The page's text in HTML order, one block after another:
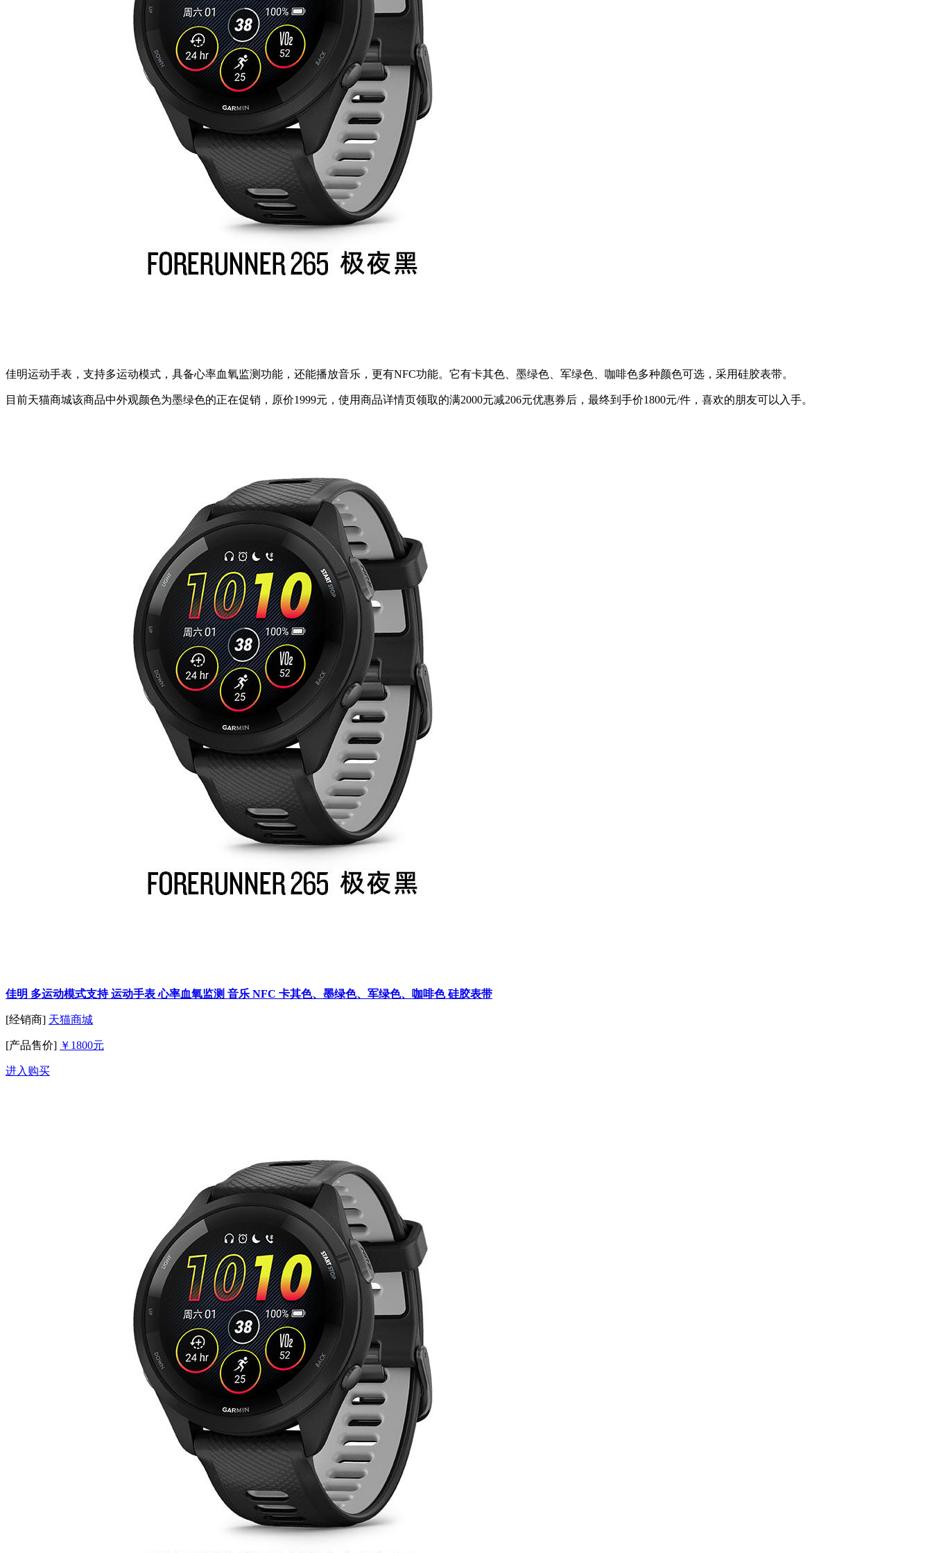
佳明运动手表，支持多运动模式，具备心率血氧监测功能，还能播放音乐，更有NFC功能。它有卡其色、墨绿色、军绿色、咖啡色多种颜色可选，采用硅胶表带。
目前天猫商城该商品中外观颜色为墨绿色的正在促销，原价1999元，使用商品详情页领取的满2000元减206元优惠券后，最终到手价1800元/件，喜欢的朋友可以入手。
佳明 多运动模式支持 运动手表 心率血氧监测 音乐 NFC 卡其色、墨绿色、军绿色、咖啡色 硅胶表带
[经销商] 天猫商城
[产品售价] ￥1800元
进入购买